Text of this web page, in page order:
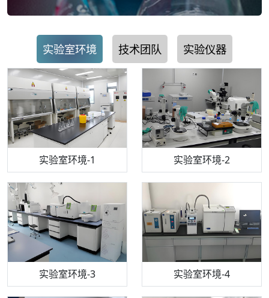
实验室环境 技术团队 实验仪器
实验室环境-1 实验室环境-2
实验室环境-3 实验室环境-4
机构质检技术员-1 机构质检技术员-2
机构质检技术员-3 机构质检技术员-4
步入式恒温恒湿试验箱 电感耦合等离子体光谱仪
高效液相色谱仪 流式细胞仪